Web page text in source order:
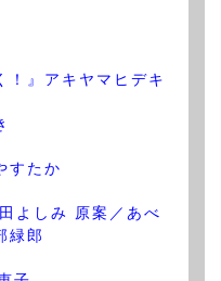
！』アキヤマヒデキ
すたか
よしみ 原案／あべ
緑郎